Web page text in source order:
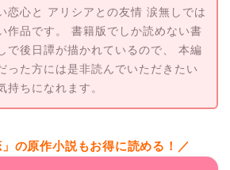
恋心と アリシアとの友情 涙無しでは
作品です。 書籍版でしか読めない書
で後日譚が描かれているので、 本編
った方には是非読んでいただきたい
持ちになれます。
の原作小説もお得に読める！／